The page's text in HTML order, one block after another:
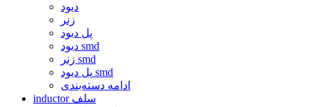
دیود
زنر
پل دیود
دیود smd
زنر smd
پل دیود smd
ادامه دسته‌بندی
inductor سلف